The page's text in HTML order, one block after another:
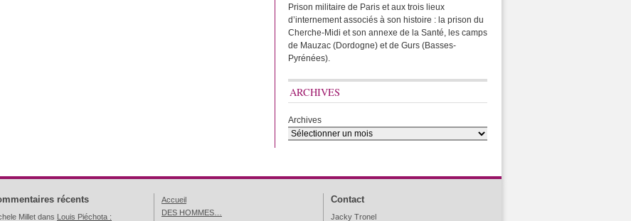
Prison militaire de Paris et aux trois lieux
d’internement associés à son histoire : la prison du
Cherche-Midi et son annexe de la Santé, les camps
de Mauzac (Dordogne) et de Gurs (Basses-
Pyrénées).
ARCHIVES
Archives
récents
Millet dans Louis Piéchota :
Accueil
DES HOMMES…
Contact
Jacky Tronel